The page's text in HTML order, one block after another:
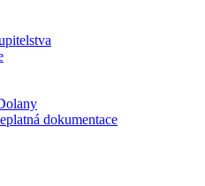
dokumentace